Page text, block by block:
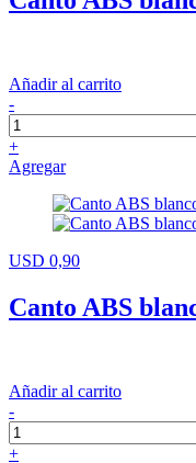
Añadir al carrito
-
+
Agregar
USD 0,90
Canto ABS
Añadir al carrito
-
+